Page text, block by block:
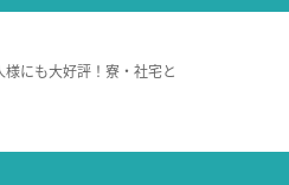
にも大好評！寮・社宅と